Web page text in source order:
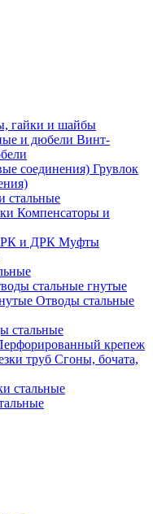
гайки и шайбы
Винт-
Грувлок
стальные
Компенсаторы и
Муфты
стальные гнутые
Отводы стальные
стальные
крепеж
Сгоны, бочата,
стальные